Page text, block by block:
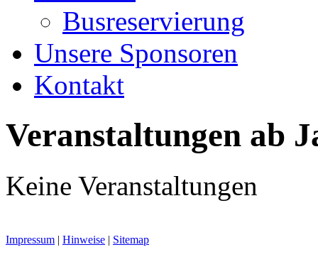
Busreservierung
Unsere Sponsoren
Kontakt
Veranstaltungen ab
Keine Veranstaltungen
Impressum | Hinweise | Sitemap